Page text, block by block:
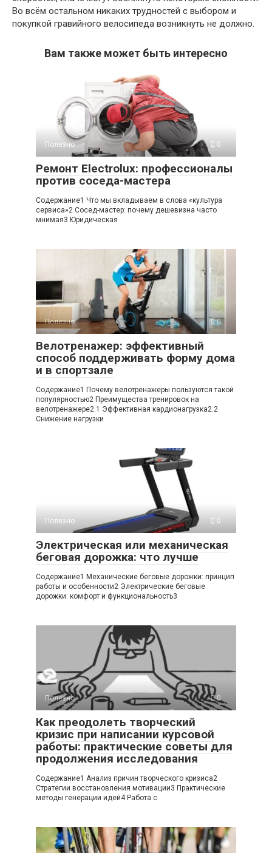
Во всём остальном никаких трудностей с выбором и
покупкой гравийного велосипеда возникнуть не должно.
Вам также может быть интересно
Полезно 0
Ремонт Electrolux: профессионалы
против соседа-мастера
Содержание1 Что мы вкладываем в слова «культура
сервиса»2 Сосед-мастер: почему дешевизна часто
мнимая3 Юридическая
Полезно 0
Велотренажер: эффективный
способ поддерживать форму дома
и в спортзале
Содержание1 Почему велотренажеры пользуются такой
популярностью2 Преимущества тренировок на
велотренажере2.1 Эффективная кардионагрузка2.2
Снижение нагрузки
Полезно 0
Электрическая или механическая
беговая дорожка: что лучше
Содержание1 Механические беговые дорожки: принцип
работы и особенности2 Электрические беговые
дорожки: комфорт и функциональность3
Полезно 0
Как преодолеть творческий
кризис при написании курсовой
работы: практические советы для
продолжения исследования
Содержание1 Анализ причин творческого кризиса2
Стратегии восстановления мотивации3 Практические
методы генерации идей4 Работа с